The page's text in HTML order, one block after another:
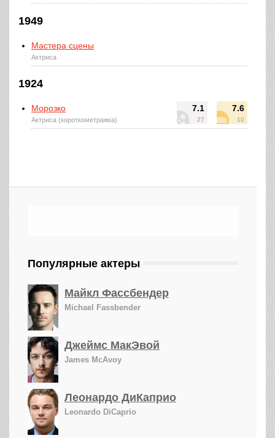
1949
Мастера сцены
Актриса
1924
7.1
27
7.6
10
Морозко
Актриса (короткометражка)
Популярные актеры
Майкл Фассбендер
Michael Fassbender
Джеймс МакЭвой
James McAvoy
Леонардо ДиКаприо
Leonardo DiCaprio